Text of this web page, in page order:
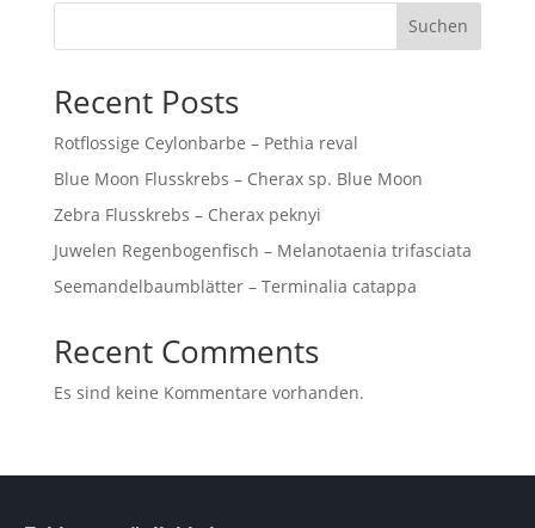
Suchen
Recent Posts
Rotflossige Ceylonbarbe – Pethia reval
Blue Moon Flusskrebs – Cherax sp. Blue Moon
Zebra Flusskrebs – Cherax peknyi
Juwelen Regenbogenfisch – Melanotaenia trifasciata
Seemandelbaumblätter – Terminalia catappa
Recent Comments
Es sind keine Kommentare vorhanden.